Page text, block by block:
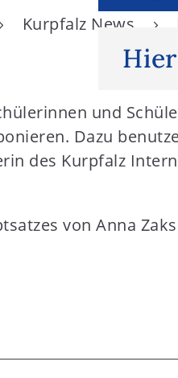
Kurpfalz News
und
Dazu
des Kurpfalz
von Anna